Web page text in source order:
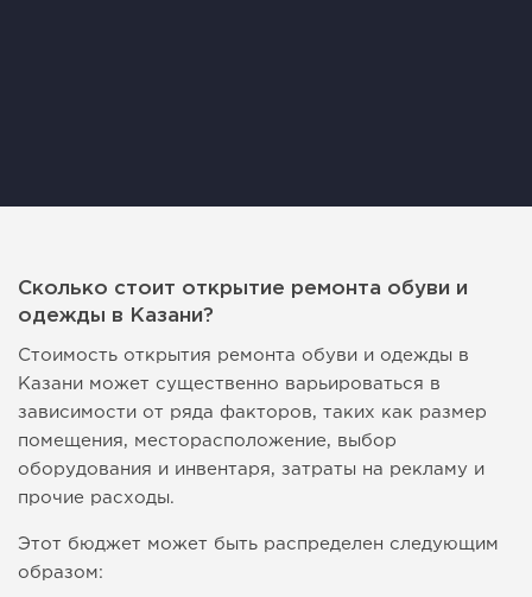
Сколько стоит открытие ремонта обуви и
одежды в Казани?
Стоимость открытия ремонта обуви и одежды в
Казани может существенно варьироваться в
зависимости от ряда факторов, таких как размер
помещения, месторасположение, выбор
оборудования и инвентаря, затраты на рекламу и
прочие расходы.
Этот бюджет может быть распределен следующим
образом: